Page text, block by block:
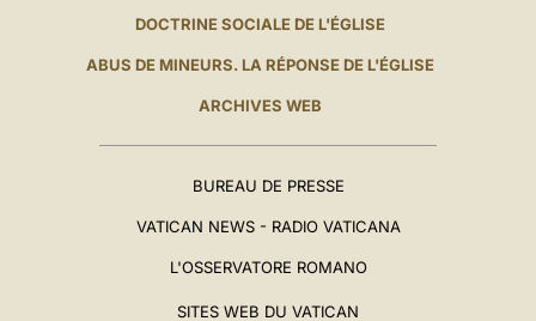
DOCTRINE SOCIALE DE L'ÉGLISE
ABUS DE MINEURS. LA RÉPONSE DE L'ÉGLISE
ARCHIVES WEB
BUREAU DE PRESSE
VATICAN NEWS - RADIO VATICANA
L'OSSERVATORE ROMANO
SITES WEB DU VATICAN